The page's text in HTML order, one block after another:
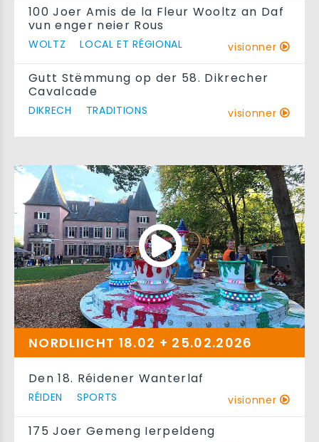
100 Joer Amis de la Fleur Wooltz an Daf
vun enger neier Rous
WOLTZ LOCAL ET RÉGIONAL visionner
Gutt Stëmmung op der 58. Dikrecher
Cavalcade
DIKRECH TRADITIONS visionner
NORDLIICHT 18.02 + 25.02.2026
Den 18. Réidener Wanterlaf
RÉIDEN SPORTS visionner
175 Joer Gemeng Ierpeldeng